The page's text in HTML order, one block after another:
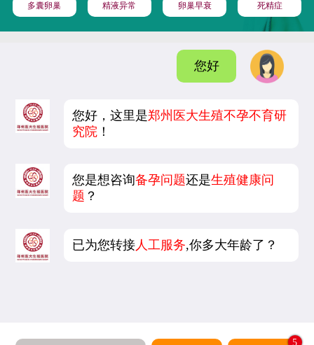
多囊卵巢 精液异常 卵巢早衰 死精症
您好
您好，这里是郑州医大生殖不孕不育研
究院 ！
您是想咨询备孕问题还是生殖健康问
题 ？
已为您转接 人工服务,你多大年龄了？
5